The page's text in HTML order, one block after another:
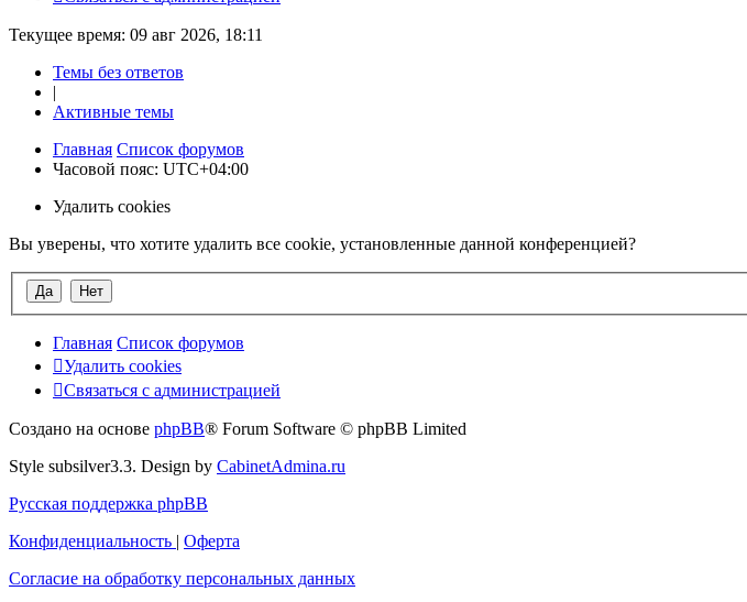
Текущее время: 09 авг 2026, 18:11
Темы без ответов
|
Активные темы
Главная Список форумов
Часовой пояс: UTC+04:00
Удалить cookies
Вы уверены, что хотите удалить все cookie, установленные данной конференцией?
Главная Список форумов
Удалить cookies
Связаться
администрацией
Связаться с администрацией
Создано на основе phpBB® Forum Software © phpBB Limited
Style subsilver3.3. Design by CabinetAdmina.ru
Русская поддержка phpBB
Конфиденциальность
Оферта
Согласие на обработку персональных данных